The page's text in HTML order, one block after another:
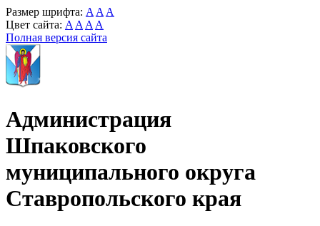
Размер шрифта: A A A
Цвет сайта: A A A A
Полная версия сайта
Администрация
Шпаковского
муниципального округа
Ставропольского края